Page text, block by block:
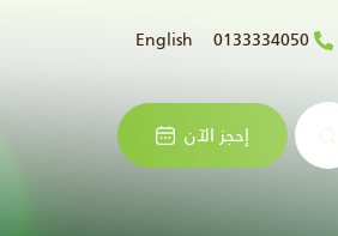
0133334050
English
إحجز الآن